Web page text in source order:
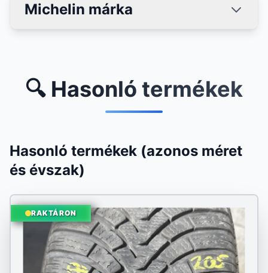
Michelin márka
🔍 Hasonló termékek
Hasonló termékek (azonos méret
és évszak)
RAKTÁRON